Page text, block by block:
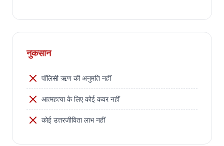
नुकसान
पॉलिसी ऋण की अनुमति नहीं
आत्महत्या के लिए कोई कवर नहीं
कोई उत्तरजीविता लाभ नहीं